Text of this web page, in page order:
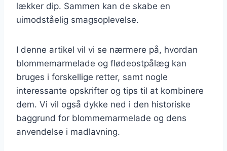
lækker dip. Sammen kan de skabe en
uimodståelig smagsoplevelse.
I denne artikel vil vi se nærmere på, hvordan
blommemarmelade og flødeostpålæg kan
bruges i forskellige retter, samt nogle
interessante opskrifter og tips til at kombinere
dem. Vi vil også dykke ned i den historiske
baggrund for blommemarmelade og dens
anvendelse i madlavning.